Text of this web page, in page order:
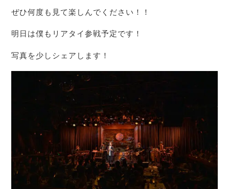
ぜひ何度も見て楽しんでください！！
明日は僕もリアタイ参戦予定です！
写真を少しシェアします！